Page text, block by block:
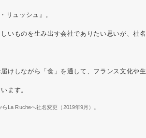
リュッシュ』。
いものを生み出す会社でありたい思いが、社名
けしながら「食」を通して、フランス文化や生
ます。
La Rucheへ社名変更（2019年9月）。